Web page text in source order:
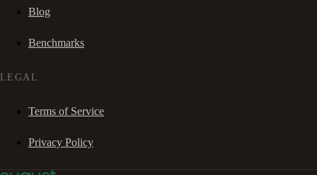
Blog
Benchmarks
LEGAL
Terms of Service
Privacy Policy